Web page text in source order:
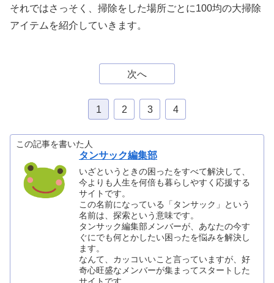
それではさっそく、掃除をした場所ごとに100均の大掃除
アイテムを紹介していきます。
次へ
1 2 3 4
この記事を書いた人
タンサック編集部
いざというときの困ったをすべて解決して、
今よりも人生を何倍も暮らしやすく応援する
サイトです。
この名前になっている「タンサック」という
名前は、探索という意味です。
タンサック編集部メンバーが、あなたの今す
ぐにでも何とかしたい困ったを悩みを解決し
ます。
なんて、カッコいいこと言っていますが、好
奇心旺盛なメンバーが集まってスタートした
サイトです。